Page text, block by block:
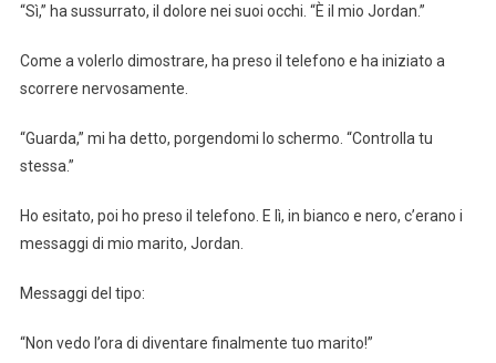
“Sì,” ha sussurrato, il dolore nei suoi occhi. “È il mio Jordan.”
Come a volerlo dimostrare, ha preso il telefono e ha iniziato a
scorrere nervosamente.
“Guarda,” mi ha detto, porgendomi lo schermo. “Controlla tu
stessa.”
Ho esitato, poi ho preso il telefono. E lì, in bianco e nero, c’erano i
messaggi di mio marito, Jordan.
Messaggi del tipo:
“Non vedo l’ora di diventare finalmente tuo marito!”